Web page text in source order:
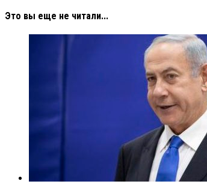
Это вы еще не читали...